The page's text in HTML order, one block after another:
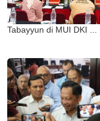
Tabayyun di MUI DKI ...